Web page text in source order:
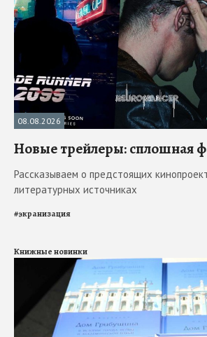
08.08.2026
Новые трейлеры: сплошная
Рассказываем о предстоящих
литературных источниках
#экранизация
Книжные новинки